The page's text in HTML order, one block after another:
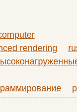
rendering